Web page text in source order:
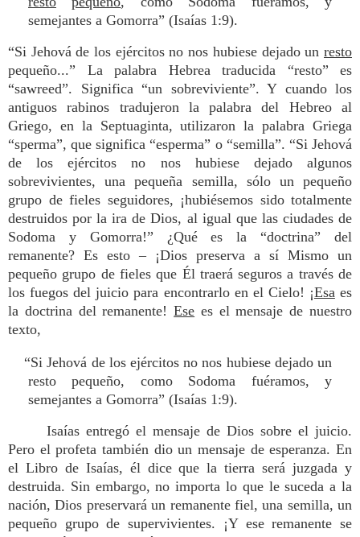
semejantes a Gomorra” (Isaías 1:9).
“Si Jehová de los ejércitos no nos hubiese dejado un resto
pequeño...” La palabra Hebrea traducida “resto” es
“sawreed”. Significa “un sobreviviente”. Y cuando los
antiguos rabinos tradujeron la palabra del Hebreo al
Griego, en la Septuaginta, utilizaron la palabra Griega
“sperma”, que significa “esperma” o “semilla”. “Si Jehová
de los ejércitos no nos hubiese dejado algunos
sobrevivientes, una pequeña semilla, sólo un pequeño
grupo de fieles seguidores, ¡hubiésemos sido totalmente
destruidos por la ira de Dios, al igual que las ciudades de
Sodoma y Gomorra!” ¿Qué es la “doctrina” del
remanente? Es esto – ¡Dios preserva a sí Mismo un
pequeño grupo de fieles que Él traerá seguros a través de
los fuegos del juicio para encontrarlo en el Cielo! ¡Esaes
la doctrina del remanente!Ese es el mensaje de nuestro
texto,
“Si Jehová de los ejércitos no nos hubiese dejado un
resto pequeño, como Sodoma fuéramos, y
semejantes a Gomorra” (Isaías 1:9).
Isaías entregó el mensaje de Dios sobre el juicio.
Pero el profeta también dio un mensaje de esperanza. En
el Libro de Isaías, él dice que la tierra será juzgada y
destruida. Sin embargo, no importa lo que le suceda a la
nación, Dios preservará un remanente fiel, una semilla, un
pequeño grupo de supervivientes. ¡Y ese remanente se